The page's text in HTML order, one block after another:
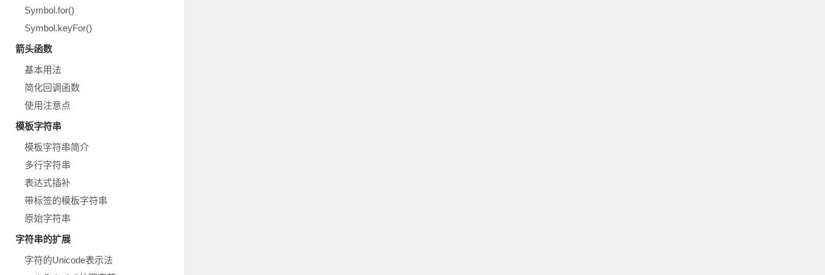
Symbol.for()
Symbol.keyFor()
箭头函数
基本用法
简化回调函数
使用注意点
模板字符串
模板字符串简介
多行字符串
表达式插补
带标签的模板字符串
原始字符串
字符串的扩展
字符的Unicode表示法